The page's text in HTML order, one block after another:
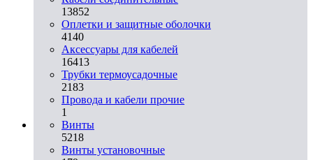
13852
Оплетки и защитные оболочки
4140
Аксессуары для кабелей
16413
Трубки термоусадочные
2183
Провода и кабели прочие
1
Винты
5218
Винты установочные